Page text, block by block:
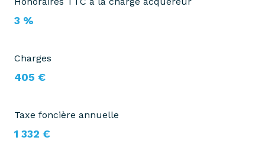
3 %
Charges
405 €
Taxe foncière annuelle
1 332 €